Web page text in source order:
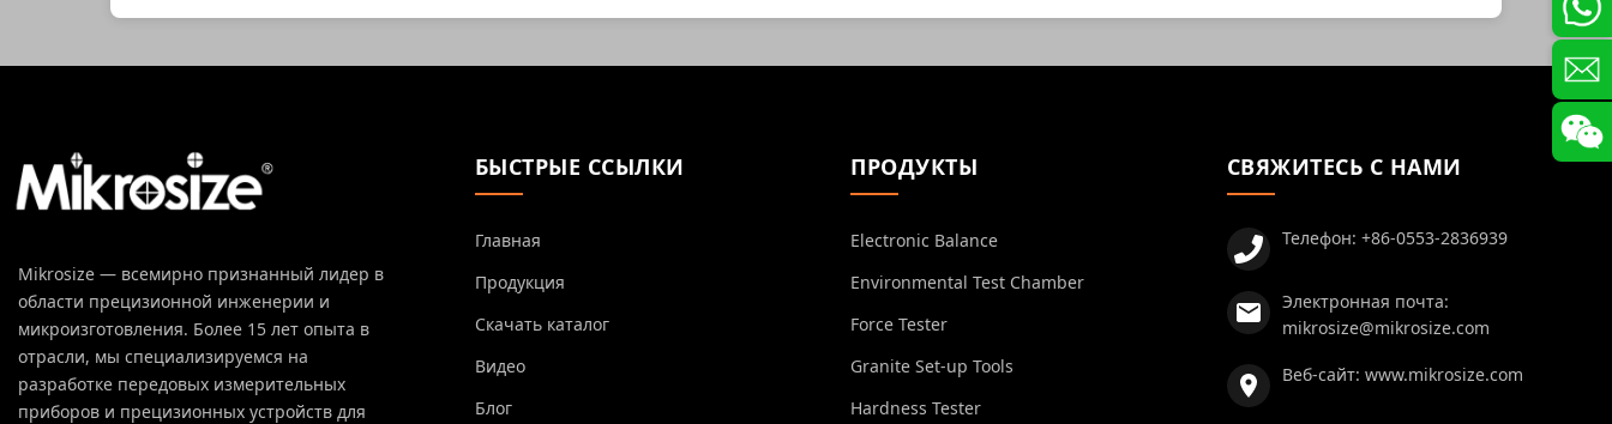
Mikrosize — всемирно признанный лидер в
области прецизионной инженерии и
микроизготовления. Более 15 лет опыта в
отрасли, мы специализируемся на
разработке передовых измерительных
приборов и прецизионных устройств для
БЫСТРЫЕ ССЫЛКИ
Главная
Продукция
Скачать каталог
Видео
Блог
ПРОДУКТЫ
Electronic Balance
Environmental Test Chamber
Force Tester
Granite Set-up Tools
Hardness Tester
СВЯЖИТЕСЬ С НАМИ
Телефон: +86-0553-2836939
Электронная почта:
mikrosize@mikrosize.com
Веб-сайт: www.mikrosize.com